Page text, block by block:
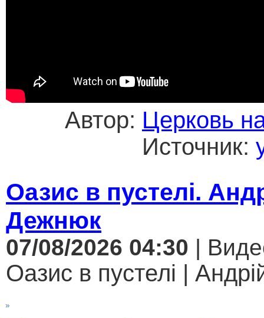
Автор: Церковь
Источник:
Оазис в пустелі.
Дежнюк
07/08/2026 04:30 |
Оазис в пустелі |